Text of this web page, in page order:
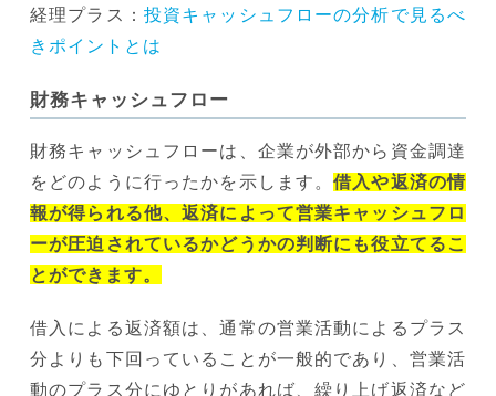
経理プラス： 投資キャッシュフローの分析で見るべ
きポイントとは
財務キャッシュフロー
財務キャッシュフローは、企業が外部から資金調達
をどのように行ったかを示します。借入や返済の情
報が得られる他、返済によって営業キャッシュフロ
ーが圧迫されているかどうかの判断にも役立てるこ
とができます。
借入による返済額は、通常の営業活動によるプラス
分よりも下回っていることが一般的であり、営業活
動のプラス分にゆとりがあれば、繰り上げ返済など